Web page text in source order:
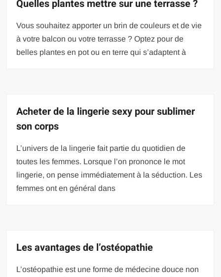
Quelles plantes mettre sur une terrasse ?
Vous souhaitez apporter un brin de couleurs et de vie
à votre balcon ou votre terrasse ? Optez pour de
belles plantes en pot ou en terre qui s’adaptent à
Acheter de la lingerie sexy pour sublimer
son corps
L’univers de la lingerie fait partie du quotidien de
toutes les femmes. Lorsque l’on prononce le mot
lingerie, on pense immédiatement à la séduction. Les
femmes ont en général dans
Les avantages de l’ostéopathie
L’ostéopathie est une forme de médecine douce non